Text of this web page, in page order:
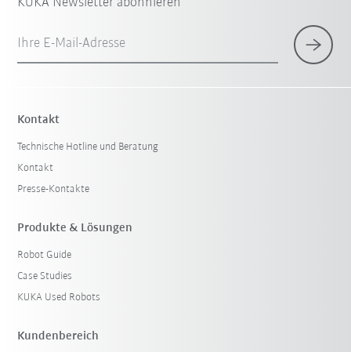
Ihre E-Mail-Adresse
Kontakt
Technische Hotline und Beratung
Kontakt
Presse-Kontakte
Produkte & Lösungen
Robot Guide
Case Studies
KUKA Used Robots
Kundenbereich